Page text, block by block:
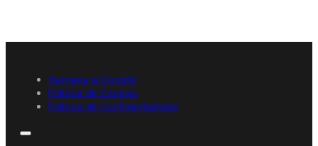
Termene și Condiții
Politica de Cookies
Politica de Confidențialitate